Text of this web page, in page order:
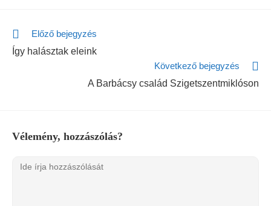
Előző bejegyzés
Így halásztak eleink
Következő bejegyzés
A Barbácsy család Szigetszentmiklóson
Vélemény, hozzászólás?